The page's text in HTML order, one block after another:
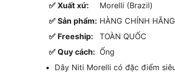
✅ Xuất xứ:
Morelli (Brazil)
✅ Sản phẩm: HÀNG CHÍNH HÃNG
✅ Freeship:
TOÀN QUỐC
✅ Quy cách: Ống
Dây Niti Morelli có đặc điểm